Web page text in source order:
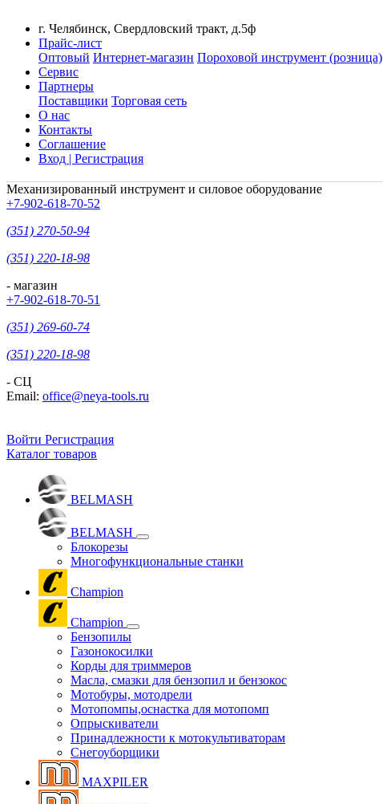
г. Челябинск, Свердловский тракт, д.5ф
Прайс-лист
Оптовый Интернет-магазин Пороховой инструмент (розница)
Сервис
Партнеры
Поставщики Торговая сеть
О нас
Контакты
Соглашение
Вход | Регистрация
Механизированный инструмент и силовое оборудование
+7-902-618-70-52
(351) 270-50-94
(351) 220-18-98
- магазин
+7-902-618-70-51
(351) 269-60-74
(351) 220-18-98
- СЦ
Email: office@neya-tools.ru
Войти Регистрация
Каталог товаров
BELMASH
BELMASH
Блокорезы
Многофункциональные станки
Champion
Champion
Бензопилы
Газонокосилки
Корды для триммеров
Масла, смазки для бензопил и бензокос
Мотобуры, мотодрели
Мотопомпы,оснастка для мотопомп
Опрыскиватели
Принадлежности к мотокультиваторам
Снегоуборщики
MAXPILER